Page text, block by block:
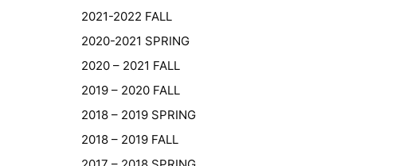
2021-2022 FALL
2020-2021 SPRING
2020 – 2021 FALL
2019 – 2020 FALL
2018 – 2019 SPRING
2018 – 2019 FALL